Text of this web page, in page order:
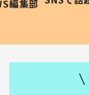
編集部 #令和の